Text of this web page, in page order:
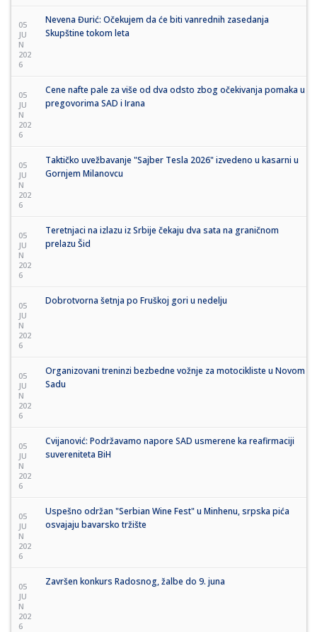
05
JU
N
202
6
Nevena Đurić: Očekujem da će biti vanrednih zasedanja
Skupštine tokom leta
05
JU
N
202
6
Cene nafte pale za više od dva odsto zbog očekivanja pomaka u
pregovorima SAD i Irana
05
JU
N
202
6
Taktičko uvežbavanje "Sajber Tesla 2026" izvedeno u kasarni u
Gornjem Milanovcu
05
JU
N
202
6
Teretnjaci na izlazu iz Srbije čekaju dva sata na graničnom
prelazu Šid
05
JU
N
202
6
Dobrotvorna šetnja po Fruškoj gori u nedelju
05
JU
N
202
6
Organizovani treninzi bezbedne vožnje za motocikliste u Novom
Sadu
05
JU
N
202
6
Cvijanović: Podržavamo napore SAD usmerene ka reafirmaciji
suvereniteta BiH
05
JU
N
202
6
Uspešno održan "Serbian Wine Fest" u Minhenu, srpska pića
osvajaju bavarsko tržište
05
JU
N
202
6
Završen konkurs Radosnog, žalbe do 9. juna